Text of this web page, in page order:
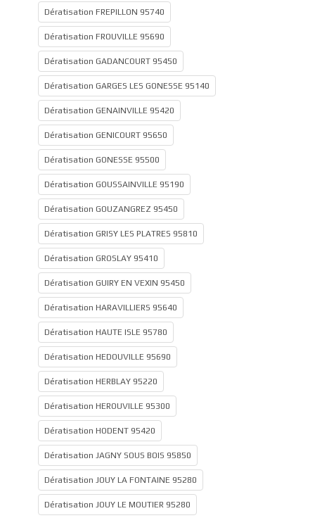
Dératisation FREPILLON 95740
Dératisation FROUVILLE 95690
Dératisation GADANCOURT 95450
Dératisation GARGES LES GONESSE 95140
Dératisation GENAINVILLE 95420
Dératisation GENICOURT 95650
Dératisation GONESSE 95500
Dératisation GOUSSAINVILLE 95190
Dératisation GOUZANGREZ 95450
Dératisation GRISY LES PLATRES 95810
Dératisation GROSLAY 95410
Dératisation GUIRY EN VEXIN 95450
Dératisation HARAVILLIERS 95640
Dératisation HAUTE ISLE 95780
Dératisation HEDOUVILLE 95690
Dératisation HERBLAY 95220
Dératisation HEROUVILLE 95300
Dératisation HODENT 95420
Dératisation JAGNY SOUS BOIS 95850
Dératisation JOUY LA FONTAINE 95280
Dératisation JOUY LE MOUTIER 95280